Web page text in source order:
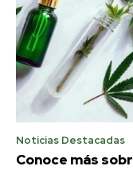
Noticias Destacadas
Conoce más